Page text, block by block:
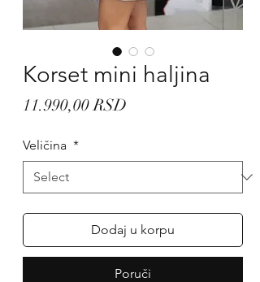
Korset mini haljina
11.990,00 RSD
Veličina *
Dodaj u korpu
Poruči